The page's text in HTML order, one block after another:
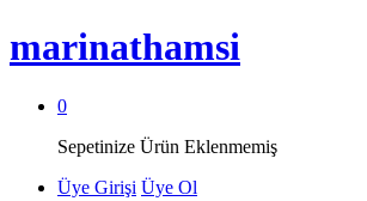
marinathamsi
0
Sepetinize Ürün Eklenmemiş
Üye Girişi Üye Ol